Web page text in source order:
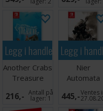
Legg i handlekurven
Another Crabs
Treasure
Switch
216,- Antall på
lager:1
Legg i
Nier
Automata
GOTY Edition
Switch
445,-Ventes